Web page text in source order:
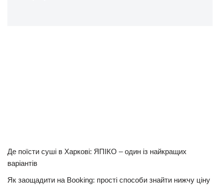
Де поїсти суші в Харкові: ЯПІКО – один із найкращих
варіантів
Як заощадити на Booking: прості способи знайти нижчу ціну